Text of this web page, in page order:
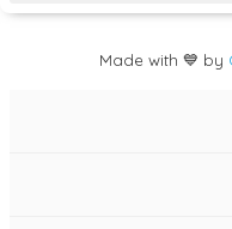
Made with 💙 by